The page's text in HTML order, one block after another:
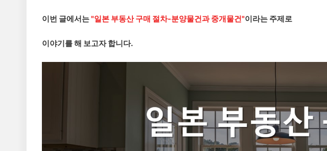
이번 글에서는"일본 부동산 구매 절차-분양물건과 중개물건"이라는 주제로
이야기를 해 보고자 합니다.